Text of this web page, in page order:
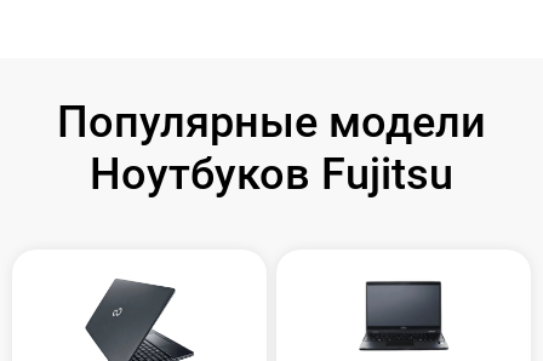
Популярные модели
Ноутбуков Fujitsu